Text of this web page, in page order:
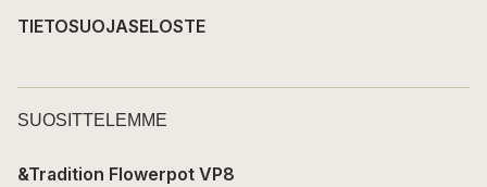
TIETOSUOJASELOSTE
SUOSITTELEMME
&Tradition Flowerpot VP8